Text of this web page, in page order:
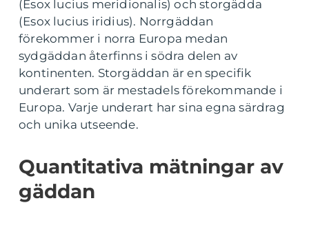
(Esox lucius meridionalis) och storgädda
(Esox lucius iridius). Norrgäddan
förekommer i norra Europa medan
sydgäddan återfinns i södra delen av
kontinenten. Storgäddan är en specifik
underart som är mestadels förekommande i
Europa. Varje underart har sina egna särdrag
och unika utseende.
Quantitativa mätningar av
gäddan